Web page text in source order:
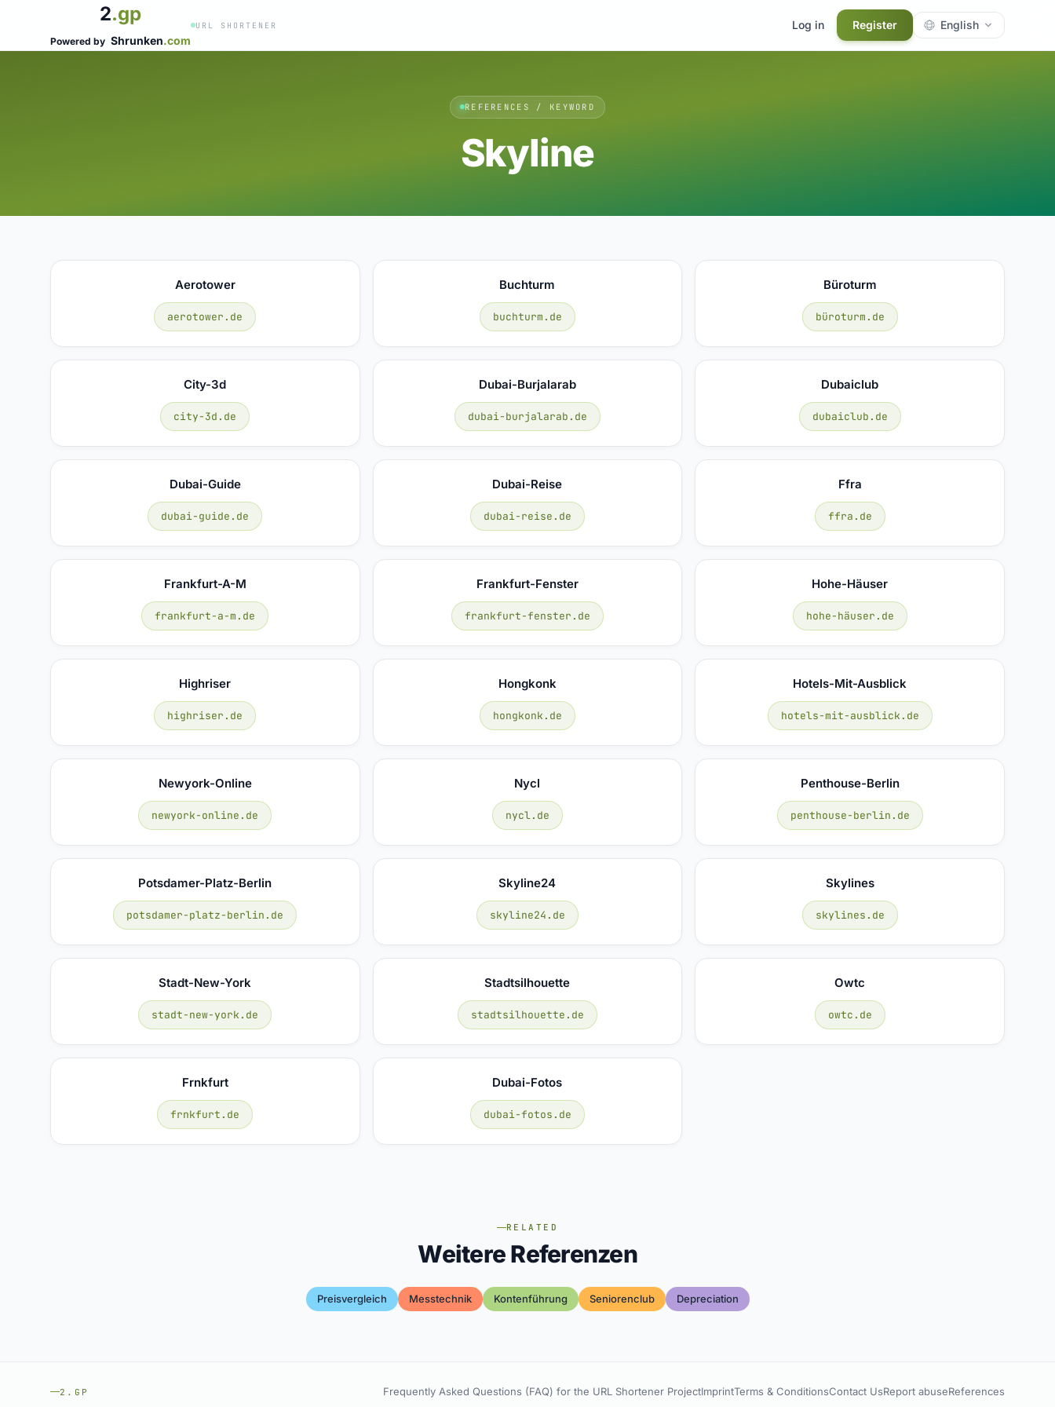
2.gp
Powered by Shrunken.com
URL SHORTENER Log in Register English
REFERENCES / KEYWORD
Skyline
Aerotower
aerotower.de
Buchturm
buchturm.de
Büroturm
büroturm.de
City-3d
city-3d.de
Dubai-Burjalarab
dubai-burjalarab.de
Dubaiclub
dubaiclub.de
Dubai-Guide
dubai-guide.de
Dubai-Reise
dubai-reise.de
Ffra
ffra.de
Frankfurt-A-M
frankfurt-a-m.de
Frankfurt-Fenster
frankfurt-fenster.de
Hohe-Häuser
hohe-häuser.de
Highriser
highriser.de
Hongkonk
hongkonk.de
Hotels-Mit-Ausblick
hotels-mit-ausblick.de
Newyork-Online
newyork-online.de
Nycl
nycl.de
Penthouse-Berlin
penthouse-berlin.de
Potsdamer-Platz-Berlin
potsdamer-platz-berlin.de
Skyline24
skyline24.de
Skylines
skylines.de
Stadt-New-York
stadt-new-york.de
Stadtsilhouette
stadtsilhouette.de
Owtc
owtc.de
Frnkfurt
frnkfurt.de
Dubai-Fotos
dubai-fotos.de
RELATED
Weitere Referenzen
Preisvergleich Messtechnik Kontenführung Seniorenclub Depreciation
2.GP Frequently Asked Questions (FAQ) for the URL Shortener ProjectImprintTerms & ConditionsContact UsReport abuseReferences